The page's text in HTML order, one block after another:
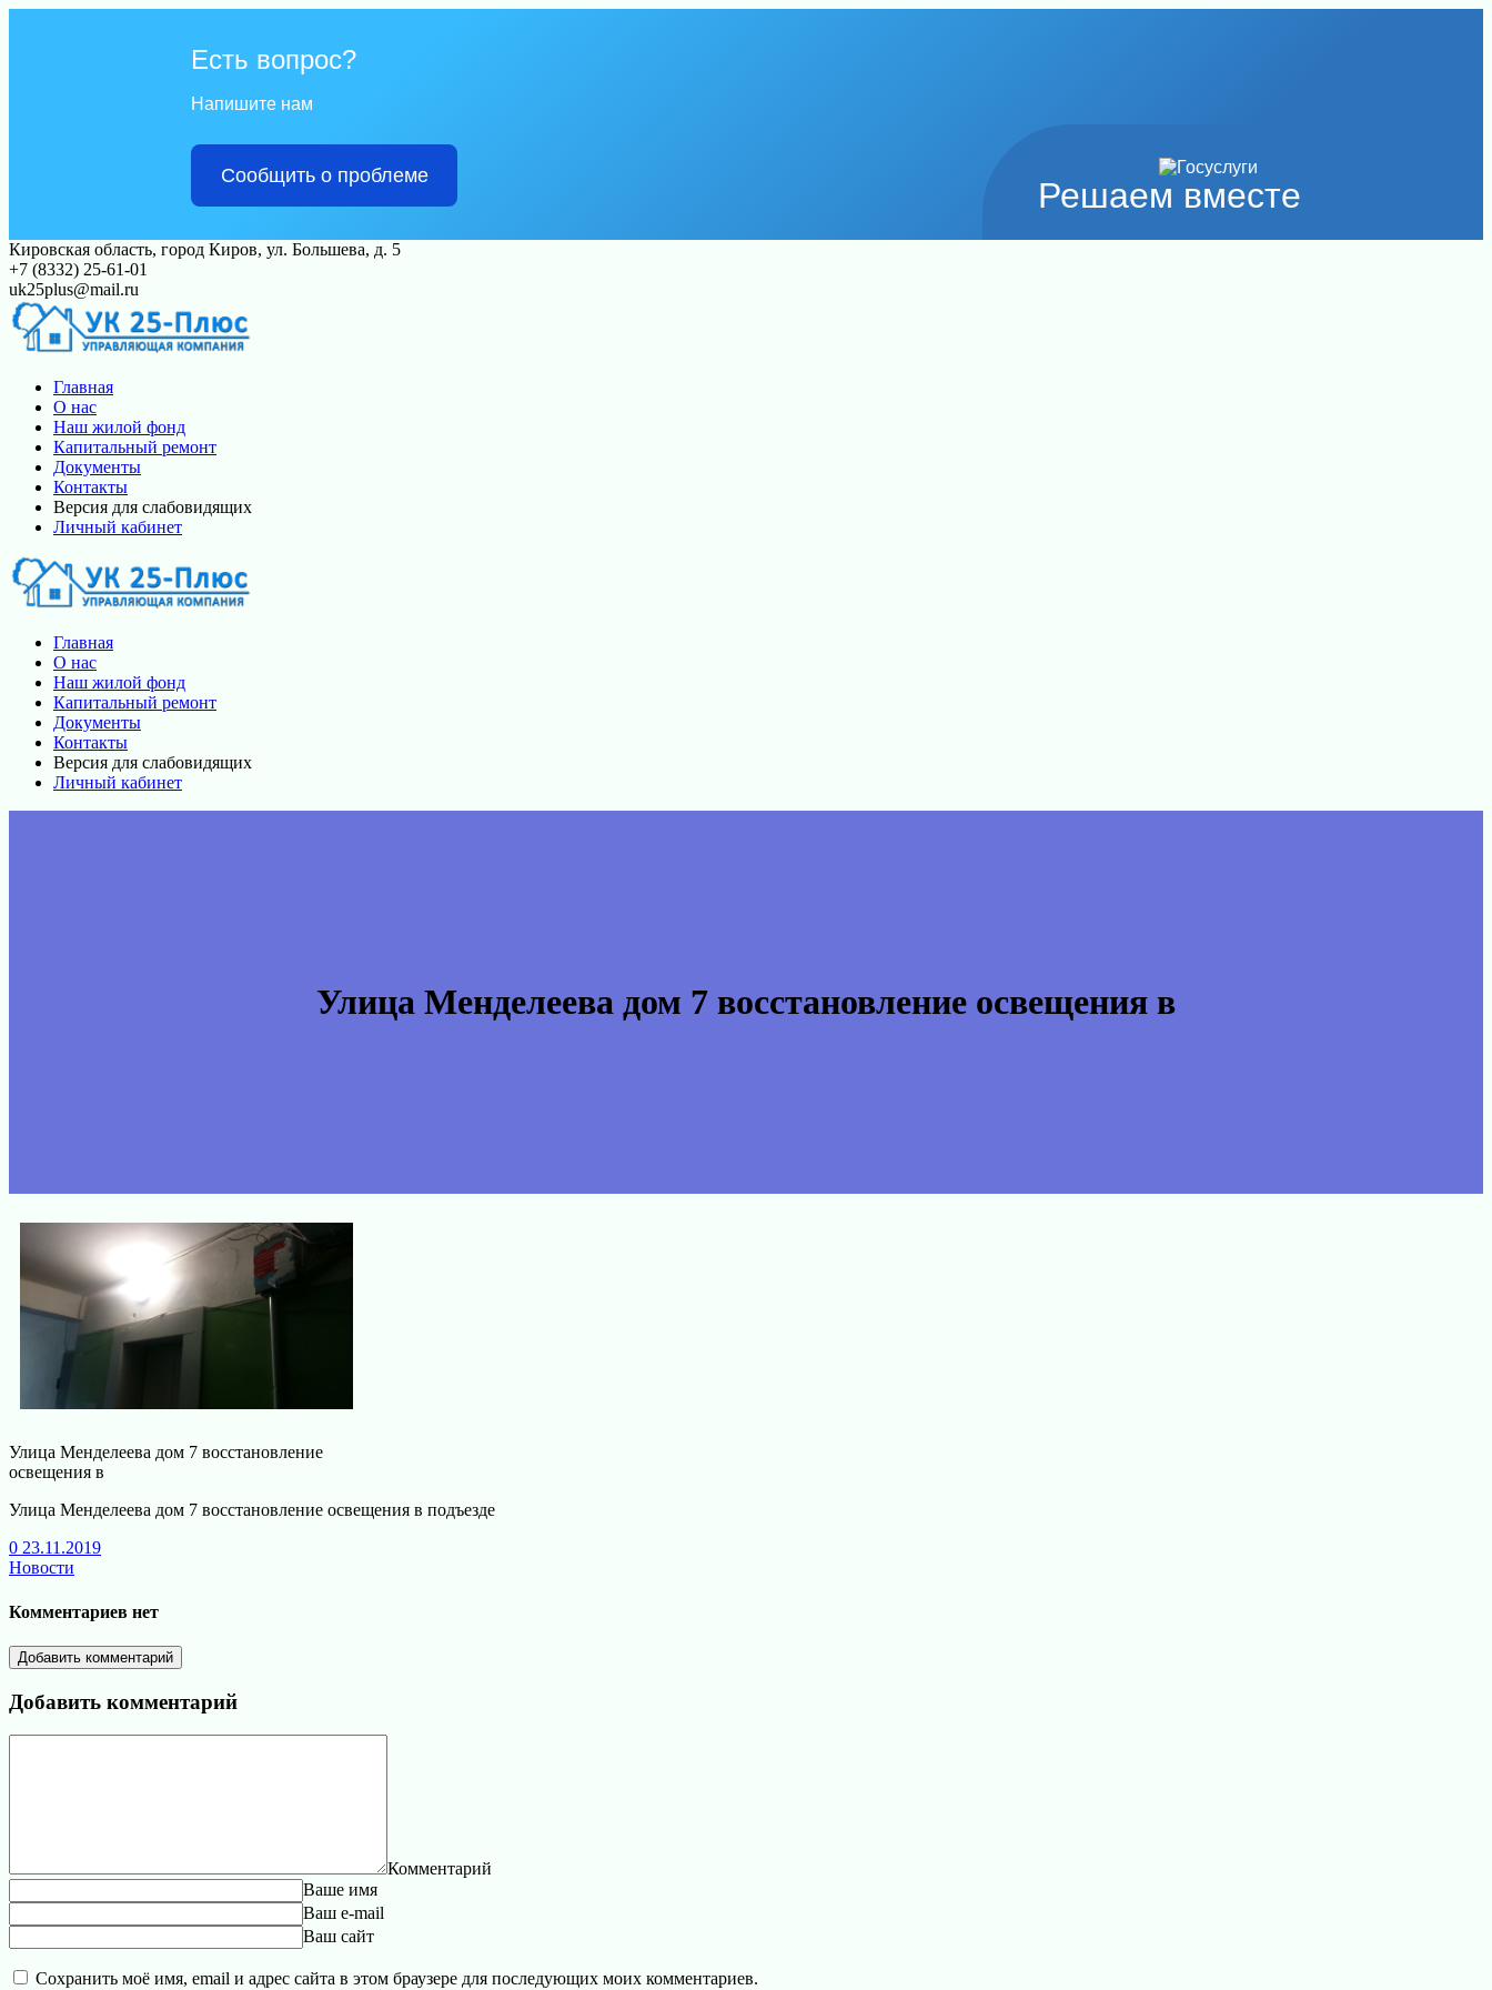
Решаем вместе
Есть вопрос?
Напишите нам
Сообщить о проблеме
Перейти
к
контенту
Кировская область, город Киров, ул. Большева, д. 5
+7 (8332) 25-61-01
uk25plus@mail.ru
Главная
О нас
Наш жилой фонд
Капитальный ремонт
Документы
Контакты
Версия для слабовидящих
Личный кабинет
Главная
О нас
Наш жилой фонд
Капитальный ремонт
Документы
Контакты
Версия для слабовидящих
Личный кабинет
Улица Менделеева дом 7 восстановление освещения в
Улица Менделеева дом 7 восстановление
освещения в
Улица Менделеева дом 7 восстановление освещения в подъезде
0 23.11.2019
Новости
Комментариев нет
Добавить комментарий
Добавить комментарий
Комментарий
Ваше имя
Ваш e-mail
Ваш сайт
Сохранить моё имя, email и адрес сайта в этом браузере для последующих моих комментариев.